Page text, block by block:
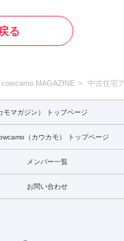
る
cowcamo MAGAZINE 中古住宅
マガジン） トップページ
（カウカモ） トップページ
メンバー一覧
お問い合わせ